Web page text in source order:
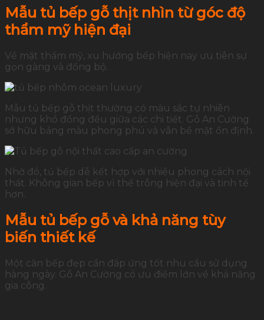
Mẫu tủ bếp gỗ thịt nhìn từ góc độ
thẩm mỹ hiện đại
Về mặt thẩm mỹ, xu hướng bếp hiện nay ưu tiên sự
gọn gàng và đồng bộ.
Mẫu tủ bếp gỗ thịt thường có màu sắc tự nhiên
nhưng khó đồng đều giữa các chi tiết. Gỗ An Cường
sở hữu bảng màu phong phú và vân bề mặt ổn định.
Nhờ đó, tủ bếp dễ kết hợp với nhiều phong cách nội
thất. Không gian bếp vì thế trông hiện đại và tinh tế
hơn.
Mẫu tủ bếp gỗ và khả năng tùy
biến thiết kế
Một căn bếp đẹp cần đáp ứng tốt nhu cầu sử dụng
hàng ngày. Gỗ An Cường có ưu điểm lớn về khả năng
gia công.